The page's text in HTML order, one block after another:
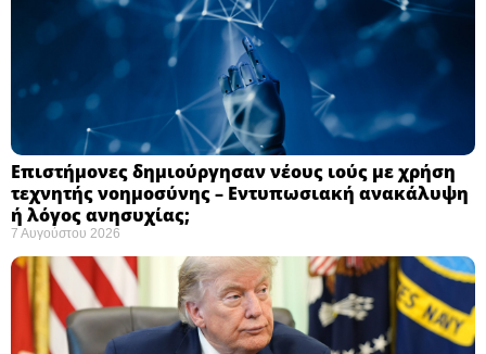
Επιστήμονες δημιούργησαν νέους ιούς με χρήση
τεχνητής νοημοσύνης – Εντυπωσιακή ανακάλυψη
ή λόγος ανησυχίας; ​
7 Αυγούστου 2026